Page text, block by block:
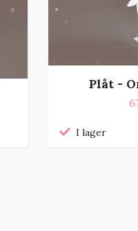
Plåt -
I lager